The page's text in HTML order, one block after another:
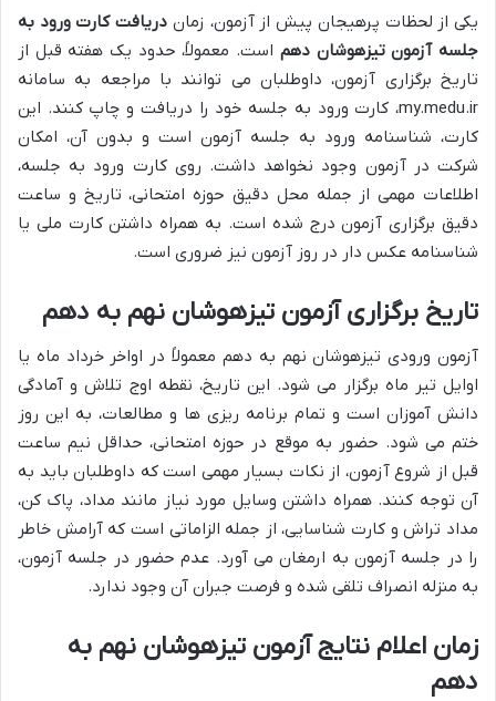
یکی از لحظات پرهیجان پیش از آزمون، زمان دریافت کارت ورود به
جلسه آزمون تیزهوشان دهم است. معمولاً، حدود یک هفته قبل از
تاریخ برگزاری آزمون، داوطلبان می توانند با مراجعه به سامانه
my.medu.ir، کارت ورود به جلسه خود را دریافت و چاپ کنند. این
کارت، شناسنامه ورود به جلسه آزمون است و بدون آن، امکان
شرکت در آزمون وجود نخواهد داشت. روی کارت ورود به جلسه،
اطلاعات مهمی از جمله محل دقیق حوزه امتحانی، تاریخ و ساعت
دقیق برگزاری آزمون درج شده است. به همراه داشتن کارت ملی یا
شناسنامه عکس دار در روز آزمون نیز ضروری است.
تاریخ برگزاری آزمون تیزهوشان نهم به دهم
آزمون ورودی تیزهوشان نهم به دهم معمولاً در اواخر خرداد ماه یا
اوایل تیر ماه برگزار می شود. این تاریخ، نقطه اوج تلاش و آمادگی
دانش آموزان است و تمام برنامه ریزی ها و مطالعات، به این روز
ختم می شود. حضور به موقع در حوزه امتحانی، حداقل نیم ساعت
قبل از شروع آزمون، از نکات بسیار مهمی است که داوطلبان باید به
آن توجه کنند. همراه داشتن وسایل مورد نیاز مانند مداد، پاک کن،
مداد تراش و کارت شناسایی، از جمله الزاماتی است که آرامش خاطر
را در جلسه آزمون به ارمغان می آورد. عدم حضور در جلسه آزمون،
به منزله انصراف تلقی شده و فرصت جبران آن وجود ندارد.
زمان اعلام نتایج آزمون تیزهوشان نهم به
دهم